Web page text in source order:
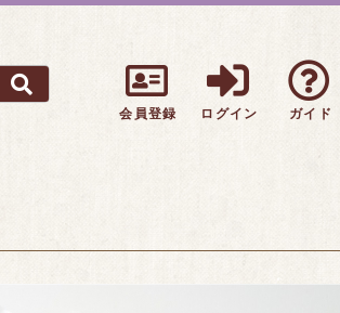
会員登録 ログイン ガイド